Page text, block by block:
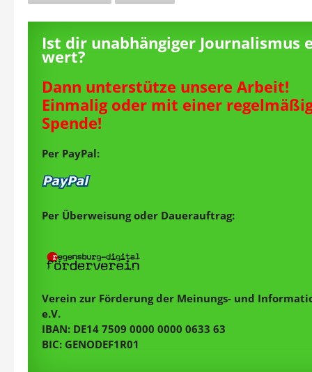
Ist dir unabhängiger Journalismus
wert?
Dann unterstütze unsere Arbeit!
Einmalig oder mit einer
Spende!
Per PayPal:
Per Überweisung oder Dauerauftrag:
Verein zur Förderung der Meinungs- und
e.V.
IBAN: DE14 7509 0000 0000 0633 63
BIC: GENODEF1R01